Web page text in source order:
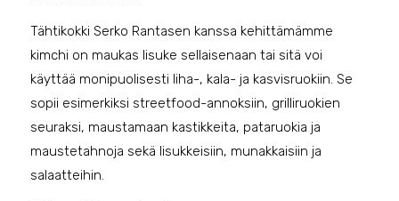
Tähtikokki Serko Rantasen kanssa kehittämämme
kimchi on maukas lisuke sellaisenaan tai sitä voi
käyttää monipuolisesti liha-, kala- ja kasvisruokiin. Se
sopii esimerkiksi streetfood-annoksiin, grilliruokien
seuraksi, maustamaan kastikkeita, pataruokia ja
maustetahnoja sekä lisukkeisiin, munakkaisiin ja
salaatteihin.